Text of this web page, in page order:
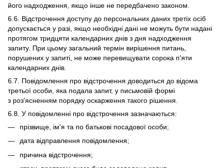
його надходження, якщо інше не передбачено законом.
6.6. Відстрочення доступу до персональних даних третіх осіб
допускається у разі, якщо необхідні дані не можуть бути надані
протягом тридцяти календарних днів з дня надходження
запиту. При цьому загальний термін вирішення питань,
порушених у запиті, не може перевищувати сорока п'яти
календарних днів.
6.7. Повідомлення про відстрочення доводиться до відома
третьої особи, яка подала запит, у письмовій формі
з роз'ясненням порядку оскарження такого рішення.
6.8. У повідомленні про відстрочення зазначаються:
прізвище, ім'я та по батькові посадової особи;
дата відправлення повідомлення;
причина відстрочення;